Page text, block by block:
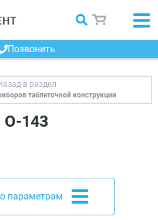
Позвонить
таблеточной конструкции
О-143
параметрам